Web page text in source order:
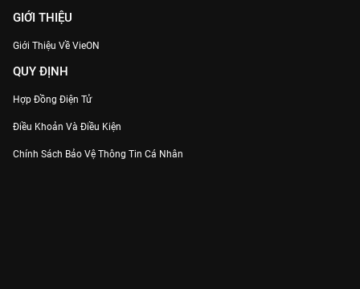
GIỚI THIỆU
Giới Thiệu Về VieON
QUY ĐỊNH
Hợp Đồng Điện Tử
Điều Khoản Và Điều Kiện
Chính Sách Bảo Vệ Thông Tin Cá Nhân